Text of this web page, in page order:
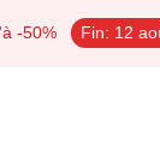
-50% Fin: 12